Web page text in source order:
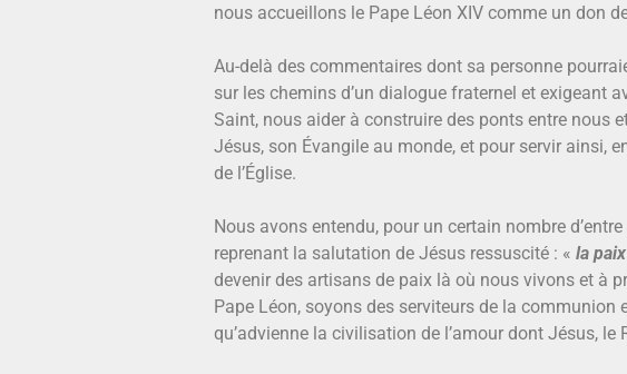
nous accueillons le Pape Léon XIV comme un don
Au-delà des commentaires dont sa personne
sur les chemins d’un dialogue fraternel et exigeant
Saint, nous aider à construire des ponts entre nous
Jésus, son Évangile au monde, et pour servir ainsi,
de l’Église.
Nous avons entendu, pour un certain nombre
reprenant la salutation de Jésus ressuscité : « la
devenir des artisans de paix là où nous vivons et à
Pape Léon, soyons des serviteurs de la
qu’advienne la civilisation de l’amour dont Jésus, le